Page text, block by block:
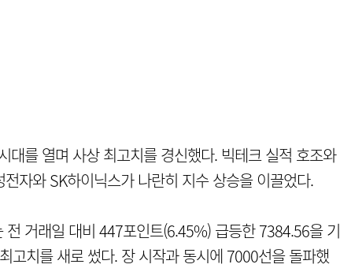
를 열며 사상 최고치를 경신했다. 빅테크 실적 호조와
자와 SK하이닉스가 나란히 지수 상승을 이끌었다.
거래일 대비 447포인트(6.45%) 급등한 7384.56을 기
고치를 새로 썼다. 장 시작과 동시에 7000선을 돌파했